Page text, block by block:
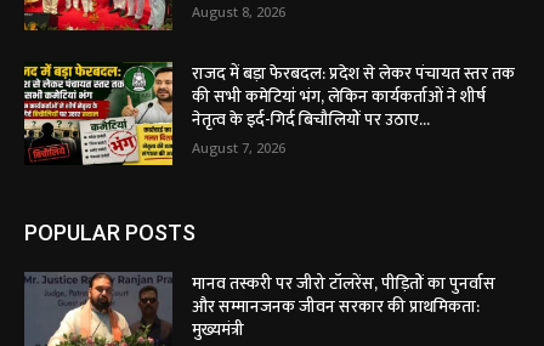
August 8, 2026
राजद में बड़ा फेरबदल: प्रदेश से लेकर पंचायत स्तर तक
की सभी कमेटियां भंग, लेकिन कार्यकर्ताओं ने शीर्ष
नेतृत्व के इर्द-गिर्द बिचौलियों पर उठाए...
August 7, 2026
POPULAR POSTS
मानव तस्करी पर जीरो टॉलरेंस, पीड़ितों का पुनर्वास
और सम्मानजनक जीवन सरकार की प्राथमिकता:
मुख्यमंत्री